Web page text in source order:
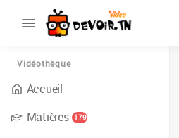
Vidéothèque
Accueil
Matières 179